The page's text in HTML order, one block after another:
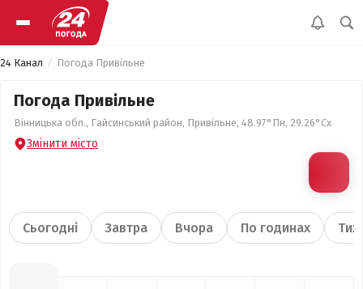
24 Канал Погода Привільне
Погода Привільне
Вінницька обл., Гайсинський район, Привільне, 48.97°Пн, 29.26°Сх
Змінити місто
Сьогодні Завтра Вчора По годинах